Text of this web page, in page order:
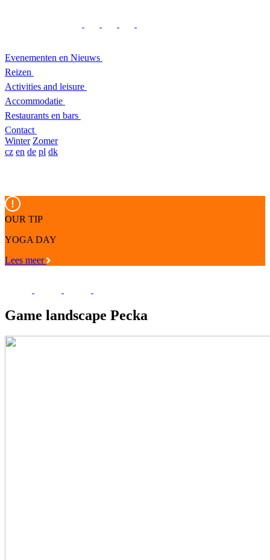
Evenementen en Nieuws
Reizen
Activities and leisure
Accommodatie
Restaurants en bars
Contact
Winter Zomer
cz en de pl dk
OUR TIP
YOGA DAY
Lees meer
Game landscape Pecka